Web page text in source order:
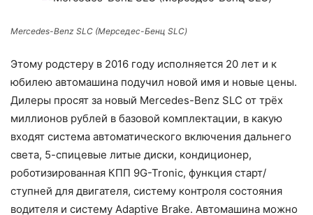
Mercedes-Benz SLС (Мерседес-Бенц SLC)
Этому родстеру в 2016 году исполняется 20 лет и к
юбилею автомашина подучил новой имя и новые цены.
Дилеры просят за новый Mercedes-Benz SLС от трёх
миллионов рублей в базовой комплектации, в какую
входят система автоматического включения дальнего
света, 5-спицевые литые диски, кондиционер,
роботизированная КПП 9G-Tronic, функция старт/
ступней для двигателя, систему контроля состояния
водителя и систему Adaptive Brake. Автомашина можно